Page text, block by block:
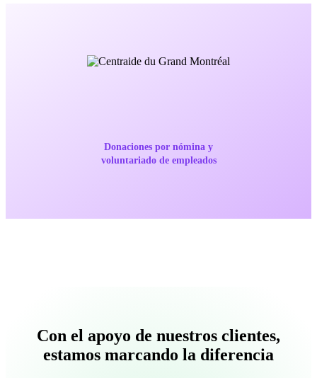
Donaciones por nómina y
voluntariado de empleados
Con el apoyo de nuestros clientes,
estamos marcando la diferencia